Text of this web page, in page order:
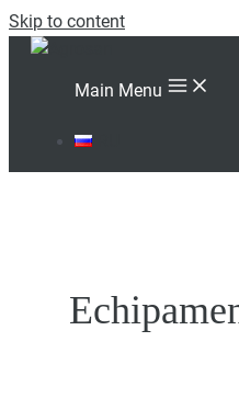
Skip to content
Main Menu